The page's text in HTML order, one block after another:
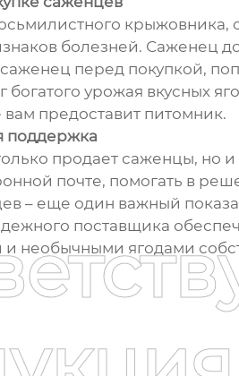
крыжовника,
болезней. Саженец
перед покупкой,
богатого урожая вкусных
предоставит питомник.
поддержка
продает саженцы, но и
почте, помогать в
– еще один важный
поставщика
и необычными ягодами